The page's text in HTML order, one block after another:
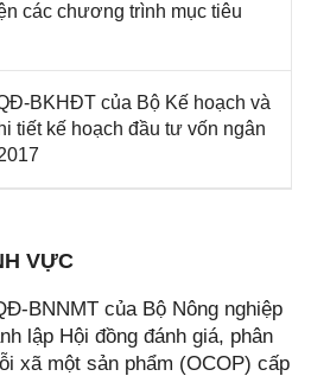
các chương trình mục tiêu
BKHĐT của Bộ Kế hoạch và
tiết kế hoạch đầu tư vốn ngân
VỰC
BNNMT của Bộ Nông nghiệp
lập Hội đồng đánh giá, phân
xã một sản phẩm (OCOP) cấp